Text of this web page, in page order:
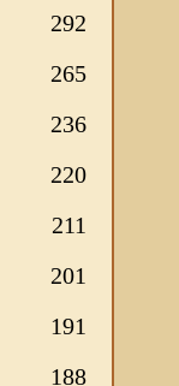
292
265
236
220
211
201
191
188